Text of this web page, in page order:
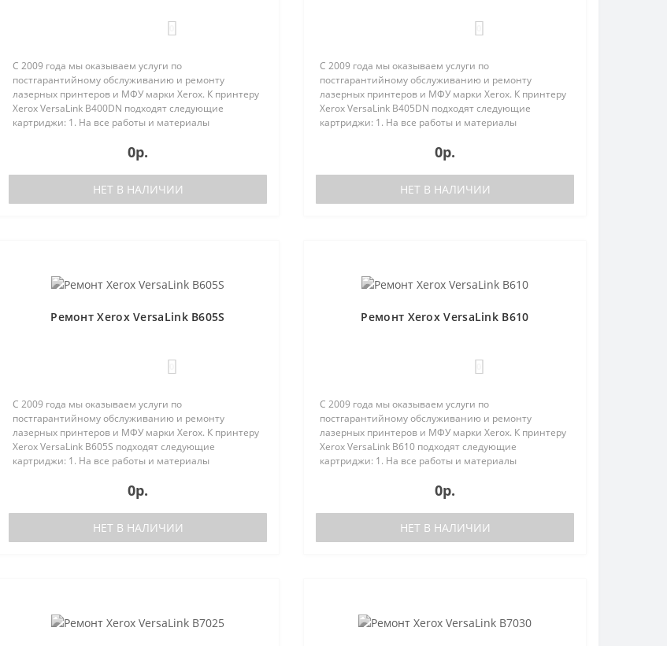
С 2009 года мы оказываем услуги по
постгарантийному обслуживанию и ремонту
лазерных принтеров и МФУ марки Xerox. К принтеру
Xerox VersaLink B400DN подходят следующие
картриджи: 1. На все работы и материалы
0р.
НЕТ В НАЛИЧИИ
С 2009 года мы оказываем услуги по
постгарантийному обслуживанию и ремонту
лазерных принтеров и МФУ марки Xerox. К принтеру
Xerox VersaLink B405DN подходят следующие
картриджи: 1. На все работы и материалы
0р.
НЕТ В НАЛИЧИИ
Ремонт Xerox VersaLink B605S
С 2009 года мы оказываем услуги по
постгарантийному обслуживанию и ремонту
лазерных принтеров и МФУ марки Xerox. К принтеру
Xerox VersaLink B605S подходят следующие
картриджи: 1. На все работы и материалы
0р.
НЕТ В НАЛИЧИИ
Ремонт Xerox VersaLink B610
С 2009 года мы оказываем услуги по
постгарантийному обслуживанию и ремонту
лазерных принтеров и МФУ марки Xerox. К принтеру
Xerox VersaLink B610 подходят следующие
картриджи: 1. На все работы и материалы
0р.
НЕТ В НАЛИЧИИ